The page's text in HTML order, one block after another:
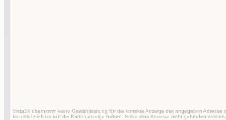
Vista24 übernimmt keine Gewährleistung für die korrekte Anzeige der angegeben Adresse
keinerlei Einfluss auf die Kartenanzeige haben. Sollte eine Adresse nicht gefunden